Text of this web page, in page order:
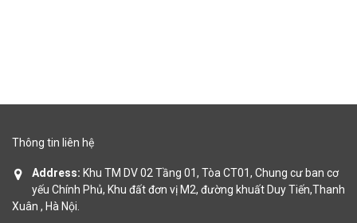
Thông tin liên hệ
Address: Khu TM DV 02 Tầng 01, Tòa CT01, Chung cư ban cơ
yếu Chính Phủ, Khu đất đơn vị M2, đường khuất Duy Tiến,Thanh
Xuân , Hà Nội.